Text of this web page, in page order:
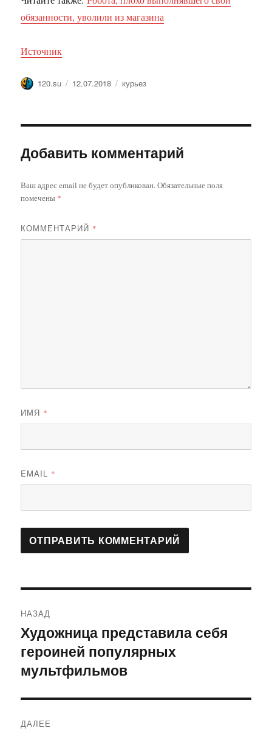
обязанности, уволили из магазина
Источник
Автор
120.su Опубликовано
12.07.2018 Метки
курьез
Добавить комментарий
Ваш адрес email не будет опубликован.Обязательные поля
помечены *
КОММЕНТАРИЙ *
ИМЯ *
EMAIL *
по
записям
НАЗАД
Предыдущая
запись:
Художница представила себя
героиней популярных
мультфильмов
ДАЛЕЕ